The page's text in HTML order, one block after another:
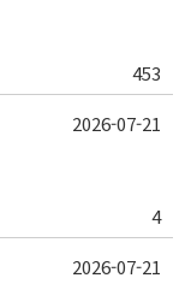
453
4
2026-07-21
2026-07-21